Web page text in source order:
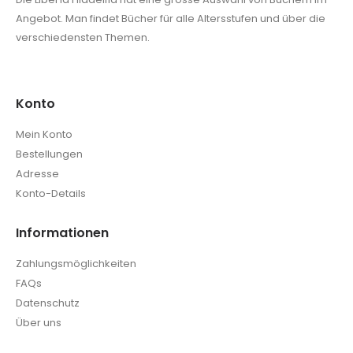
Angebot. Man findet Bücher für alle Altersstufen und über die
verschiedensten Themen.
Konto
Mein Konto
Bestellungen
Adresse
Konto-Details
Informationen
Zahlungsmöglichkeiten
FAQs
Datenschutz
Über uns